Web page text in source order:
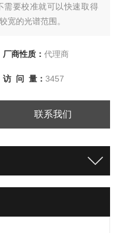
需要校准就可以快速取得
宽的光谱范围。
厂商性质： 代理商
访 问 量： 3457
联系我们